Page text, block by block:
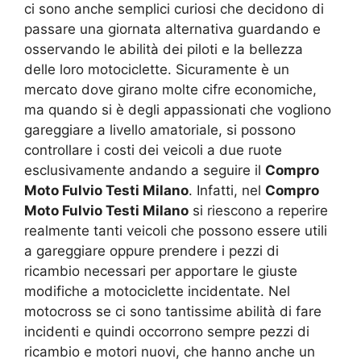
ci sono anche semplici curiosi che decidono di
passare una giornata alternativa guardando e
osservando le abilità dei piloti e la bellezza
delle loro motociclette. Sicuramente è un
mercato dove girano molte cifre economiche,
ma quando si è degli appassionati che vogliono
gareggiare a livello amatoriale, si possono
controllare i costi dei veicoli a due ruote
esclusivamente andando a seguire il Compro
Moto Fulvio Testi Milano. Infatti, nel Compro
Moto Fulvio Testi Milano si riescono a reperire
realmente tanti veicoli che possono essere utili
a gareggiare oppure prendere i pezzi di
ricambio necessari per apportare le giuste
modifiche a motociclette incidentate. Nel
motocross se ci sono tantissime abilità di fare
incidenti e quindi occorrono sempre pezzi di
ricambio e motori nuovi, che hanno anche un